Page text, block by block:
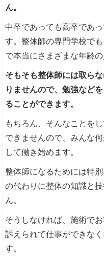
ん。
中卒であっても高卒であ
す。整体師の専門学校で
で本当にさまざまな年齢
そもそも整体師には取ら
りませんので、勉強など
ることができます。
もちろん、そんなことを
できませんので、みんな
して働き始めます。
整体師になるためには特
の代わりに整体の知識と
ん。
そうしなければ、施術で
訴えられて仕事ができな
す。